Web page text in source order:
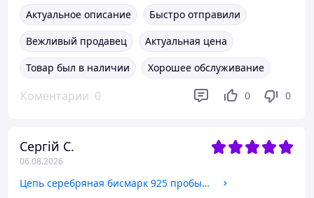
Актуальное описание
Быстро отправили
Вежливый продавец
Актуальная цена
Товар был в наличии
Хорошее обслуживание
Коментарии 0 0 0
Сергій С.
06.08.2026
Цепь серебряная бисмарк 925 пробы (55,0 см.)